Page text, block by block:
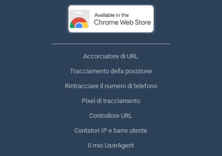
Accorciatore di URL
Tracciamento della posizione
Rintracciare il numero di telefono
Pixel di tracciamento
Controllore URL
Contatori IP e barre utente
Il mio UserAgent